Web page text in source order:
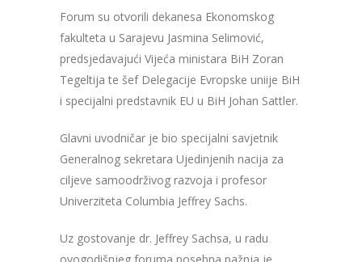
Forum su otvorili dekanesa Ekonomskog
fakulteta u Sarajevu Jasmina Selimović,
predsjedavajući Vijeća ministara BiH Zoran
Tegeltija te šef Delegacije Evropske uniije BiH
i specijalni predstavnik EU u BiH Johan Sattler.
Glavni uvodničar je bio specijalni savjetnik
Generalnog sekretara Ujedinjenih nacija za
ciljeve samoodrživog razvoja i profesor
Univerziteta Columbia Jeffrey Sachs.
Uz gostovanje dr. Jeffrey Sachsa, u radu